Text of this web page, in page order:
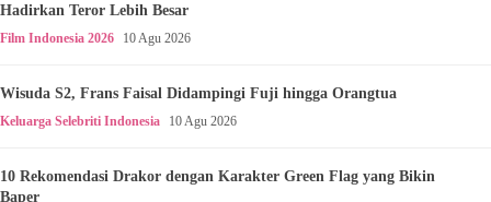
Hadirkan Teror Lebih Besar
Film Indonesia 2026 10 Agu 2026
Wisuda S2, Frans Faisal Didampingi Fuji hingga Orangtua
Keluarga Selebriti Indonesia 10 Agu 2026
10 Rekomendasi Drakor dengan Karakter Green Flag yang Bikin
Baper